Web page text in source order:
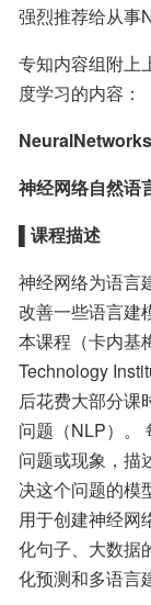
强烈推荐给从事
专知内容组附上
度学习的内容：
神经网络自然语
▌课程描述
神经网络为语言
改善一些语言建
本课程（卡内基
Technology
后花费大部分课
问题（NLP）。
问题或现象，描
决这个问题的模
用于创建神经网
化句子、大数据
化预测和多语言